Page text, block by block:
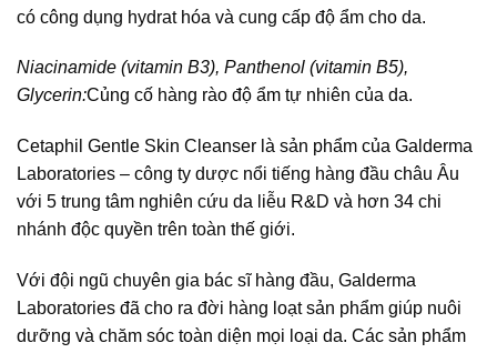
có công dụng hydrat hóa và cung cấp độ ẩm cho da.
Niacinamide (vitamin B3), Panthenol (vitamin B5),
Glycerin:Củng cố hàng rào độ ẩm tự nhiên của da.
Cetaphil Gentle Skin Cleanser là sản phẩm của Galderma
Laboratories – công ty dược nổi tiếng hàng đầu châu Âu
với 5 trung tâm nghiên cứu da liễu R&D và hơn 34 chi
nhánh độc quyền trên toàn thế giới.
Với đội ngũ chuyên gia bác sĩ hàng đầu, Galderma
Laboratories đã cho ra đời hàng loạt sản phẩm giúp nuôi
dưỡng và chăm sóc toàn diện mọi loại da. Các sản phẩm